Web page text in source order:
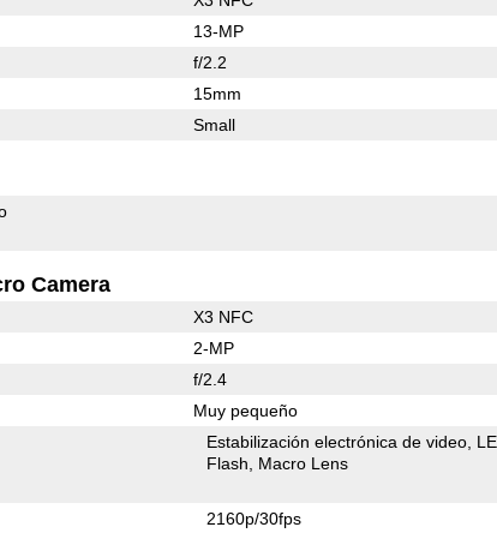
13-MP
f/2.2
15mm
Small
Camera
X3 NFC
2-MP
f/2.4
Muy pequeño
Estabilización electrónica de video
Flash
Macro Lens
2160p/30fps